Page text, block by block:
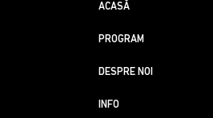
ACASĂ
PROGRAM
DESPRE NOI
INFO